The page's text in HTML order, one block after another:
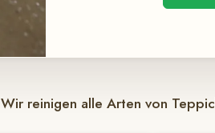
Wir reinigen alle Arten von